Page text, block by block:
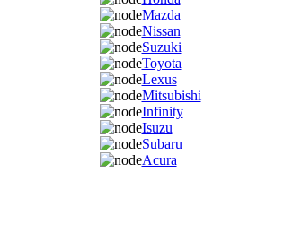
Mazda
Nissan
Suzuki
Toyota
Lexus
Mitsubishi
Infinity
Isuzu
Subaru
Acura